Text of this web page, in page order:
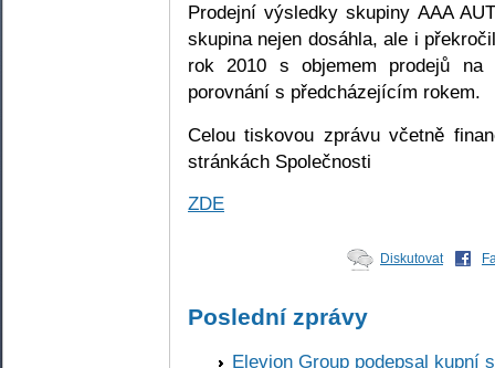
Prodejní výsledky skupiny AAA
skupina nejen dosáhla, ale i
rok 2010 s objemem prodejů
porovnání s předcházejícím rokem.
Celou tiskovou zprávu včetně
stránkách Společnosti
ZDE
Diskutovat
Poslední zprávy
Elevion Group podepsal kupní